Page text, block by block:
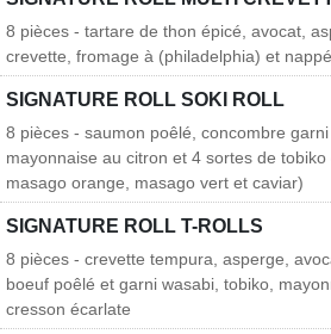
8 pièces - tartare de thon épicé, avocat,
crevette, fromage à (philadelphia) et
SIGNATURE ROLL SOKI ROLL
8 pièces - saumon poêlé, concombre garni
mayonnaise au citron et 4 sortes de tobiko
masago orange, masago vert et caviar)
SIGNATURE ROLL T-ROLLS
8 pièces - crevette tempura, asperge,
boeuf poêlé et garni wasabi, tobiko,
cresson écarlate